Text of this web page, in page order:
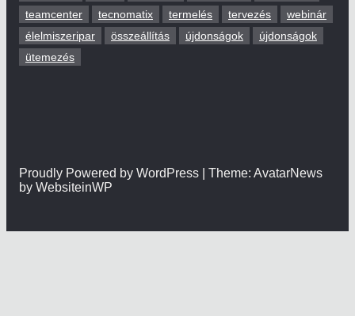
teamcenter
tecnomatix termelés tervezés
webinár
élelmiszeripar
összeállítás újdonságok
újdonságok
ütemezés
Proudly Powered by WordPress | Theme: AvatarNews
by WebsiteinWP